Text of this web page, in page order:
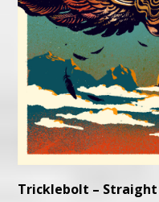
Tricklebolt –